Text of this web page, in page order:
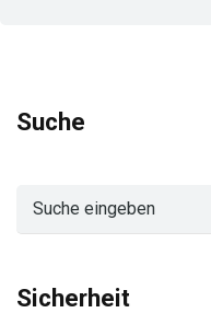
Suche
Sicherheit